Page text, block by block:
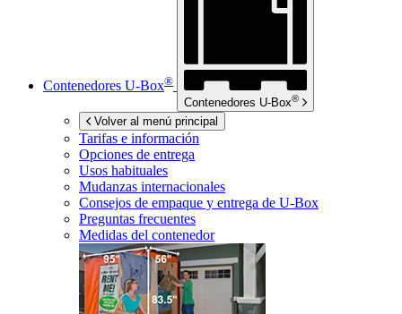
Contenedores U-Box®
Contenedores U-Box®
Volver al menú principal
Tarifas e información
Opciones de entrega
Usos habituales
Mudanzas internacionales
Consejos de empaque y entrega de U-Box
Preguntas frecuentes
Medidas del contenedor